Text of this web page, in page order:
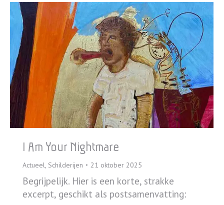
I Am Your Nightmare
Actueel, Schilderijen 21 oktober 2025
Begrijpelijk. Hier is een korte, strakke
excerpt, geschikt als postsamenvatting: